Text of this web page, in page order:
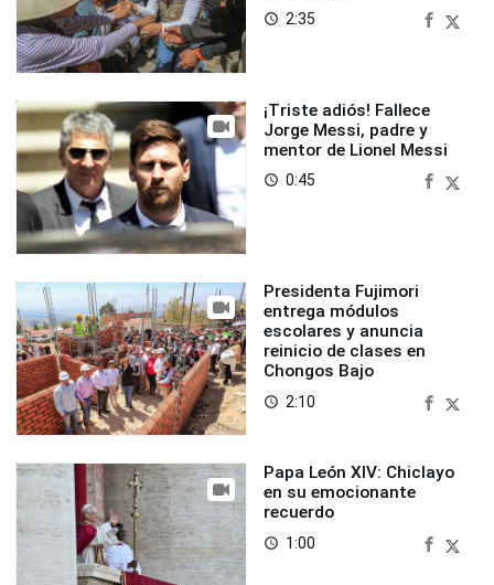
access_time 2:35
¡Triste adiós! Fallece
Jorge Messi, padre y
mentor de Lionel Messi
access_time 0:45
Presidenta Fujimori
entrega módulos
escolares y anuncia
reinicio de clases en
Chongos Bajo
access_time 2:10
Papa León XIV: Chiclayo
en su emocionante
recuerdo
access_time 1:00